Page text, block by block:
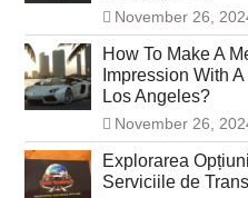
November 26,
How To Make A
Impression With
Los Angeles?
November 26,
Explorarea
Serviciile de